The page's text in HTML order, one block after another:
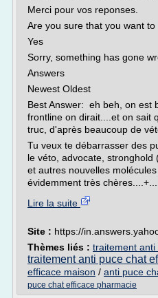
Merci pour vos reponses.
Are you sure that you want
Yes
Sorry, something has gone
Answers
Newest Oldest
Best Answer: eh beh, on est
frontline on dirait....et on sait
truc, d'après beaucoup de
Tu veux te débarrasser des
le véto, advocate, stronghold
et autres nouvelles
évidemment très chères....+...
Lire la suite
Site : https://
Thèmes liés : traitement
traitement anti puce chat
efficace maison / anti puce
puce chat efficace pharmacie